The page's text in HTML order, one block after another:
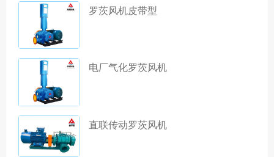
罗茨风机皮带型
电厂气化罗茨风机
直联传动罗茨风机